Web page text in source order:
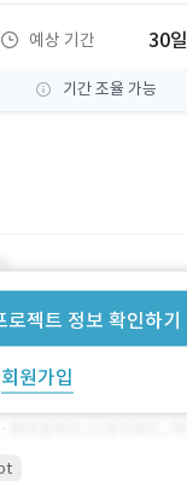
예상 기간 30일
기간 조율 가능
로젝트 정보 확인하기
회원가입